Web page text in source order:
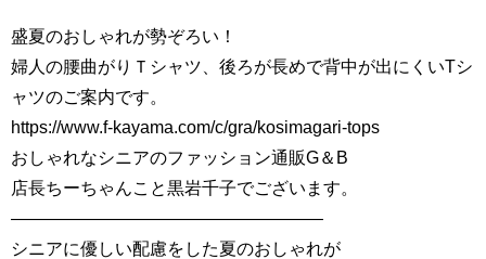
盛夏のおしゃれが勢ぞろい！
婦人の腰曲がりＴシャツ、後ろが長めで背中が出にくいTシ
ャツのご案内です。
https://www.f-kayama.com/c/gra/kosimagari-tops
おしゃれなシニアのファッション通販G＆B
店長ちーちゃんこと黒岩千子でございます。
——————————————————
シニアに優しい配慮をした夏のおしゃれが